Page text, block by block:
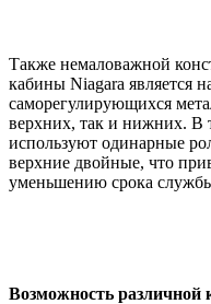
Также немаловажной
кабины Niagara является
саморегулирующихся
верхних, так и нижних. В
используют одинарные
верхние двойные, что
уменьшению срока
Возможность